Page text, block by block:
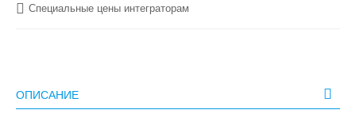
Специальные цены интеграторам
ОПИСАНИЕ